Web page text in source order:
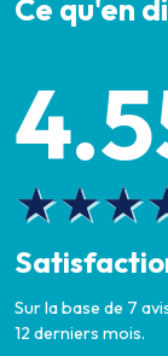
Ce qu'en
Sur la base de 7
12 derniers mois.